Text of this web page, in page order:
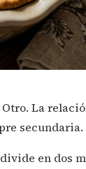
La
secundaria.
en dos